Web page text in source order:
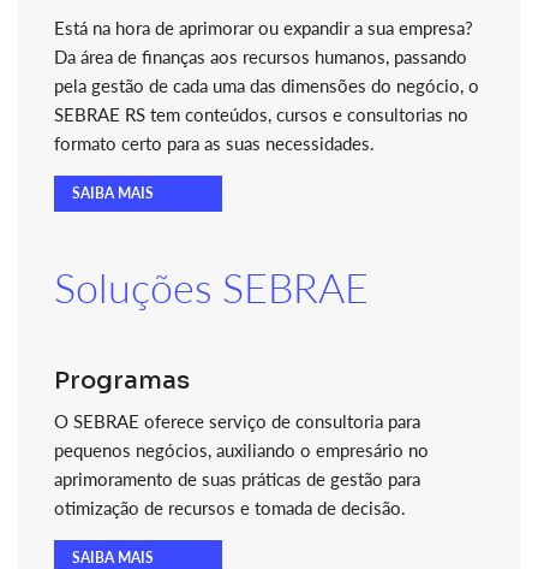
Está na hora de aprimorar ou expandir a sua empresa?
Da área de finanças aos recursos humanos, passando
pela gestão de cada uma das dimensões do negócio, o
SEBRAE RS tem conteúdos, cursos e consultorias no
formato certo para as suas necessidades.
SAIBA MAIS
Soluções SEBRAE
Programas
O SEBRAE oferece serviço de consultoria para
pequenos negócios, auxiliando o empresário no
aprimoramento de suas práticas de gestão para
otimização de recursos e tomada de decisão.
SAIBA MAIS